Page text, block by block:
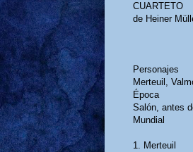
CUARTETO
de Heiner
Personajes
Merteuil,
Época
Salón, antes
Mundial
1. Merteuil